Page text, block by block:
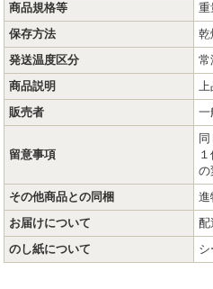
商品規格等
重
保存方法
乾
発送温度区分
常
商品説明
上
販売者
一
留意事項
の
その他商品との同梱
進
お届けについて
配
のし紙について